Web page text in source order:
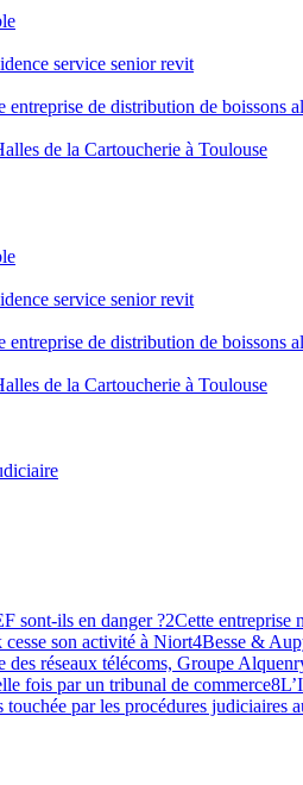
service senior revit
de distribution de boissons
de la Cartoucherie à Toulouse
service senior revit
de distribution de boissons
de la Cartoucherie à Toulouse
sont-ils en danger ?2Cette entreprise
son activité à Niort4Besse &
des réseaux télécoms, Groupe
fois par un tribunal de commerce8
par les procédures judiciaires